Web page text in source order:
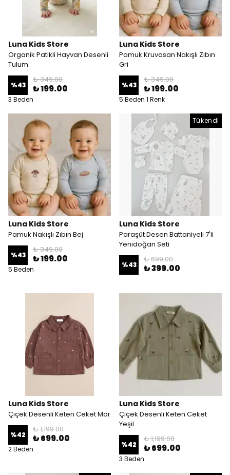
Luna Kids Store
Organik Patikli Hayvan Desenli
Tulum
%43
₺ 349.00
₺ 199.00
3 Beden
Luna Kids Store
Pamuk Kruvasan Nakışlı Zıbın
Gri
%43
₺ 349.00
₺ 199.00
5 Beden 1 Renk
Luna Kids Store
Pamuk Nakışlı Zıbın Bej
%43
₺ 349.00
₺ 199.00
5 Beden
Tükendi
Luna Kids Store
Paraşüt Desen Battaniyeli 7'li
Yenidoğan Seti
%43
₺ 699.00
₺ 399.00
Luna Kids Store
Çiçek Desenli Keten Ceket Mor
%42
₺ 1,199.00
₺ 699.00
2 Beden
Luna Kids Store
Çiçek Desenli Keten Ceket
Yeşil
%42
₺ 1,199.00
₺ 699.00
3 Beden